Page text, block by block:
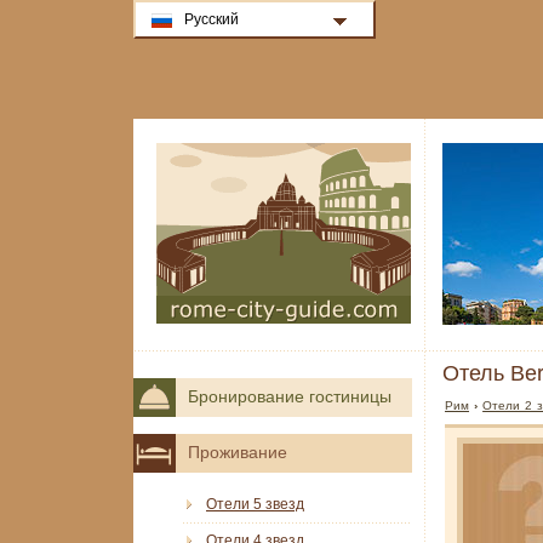
Отель
Рим ›Отели 2
Бронирование гостиницы
Проживание
Отели 5 звезд
Русский